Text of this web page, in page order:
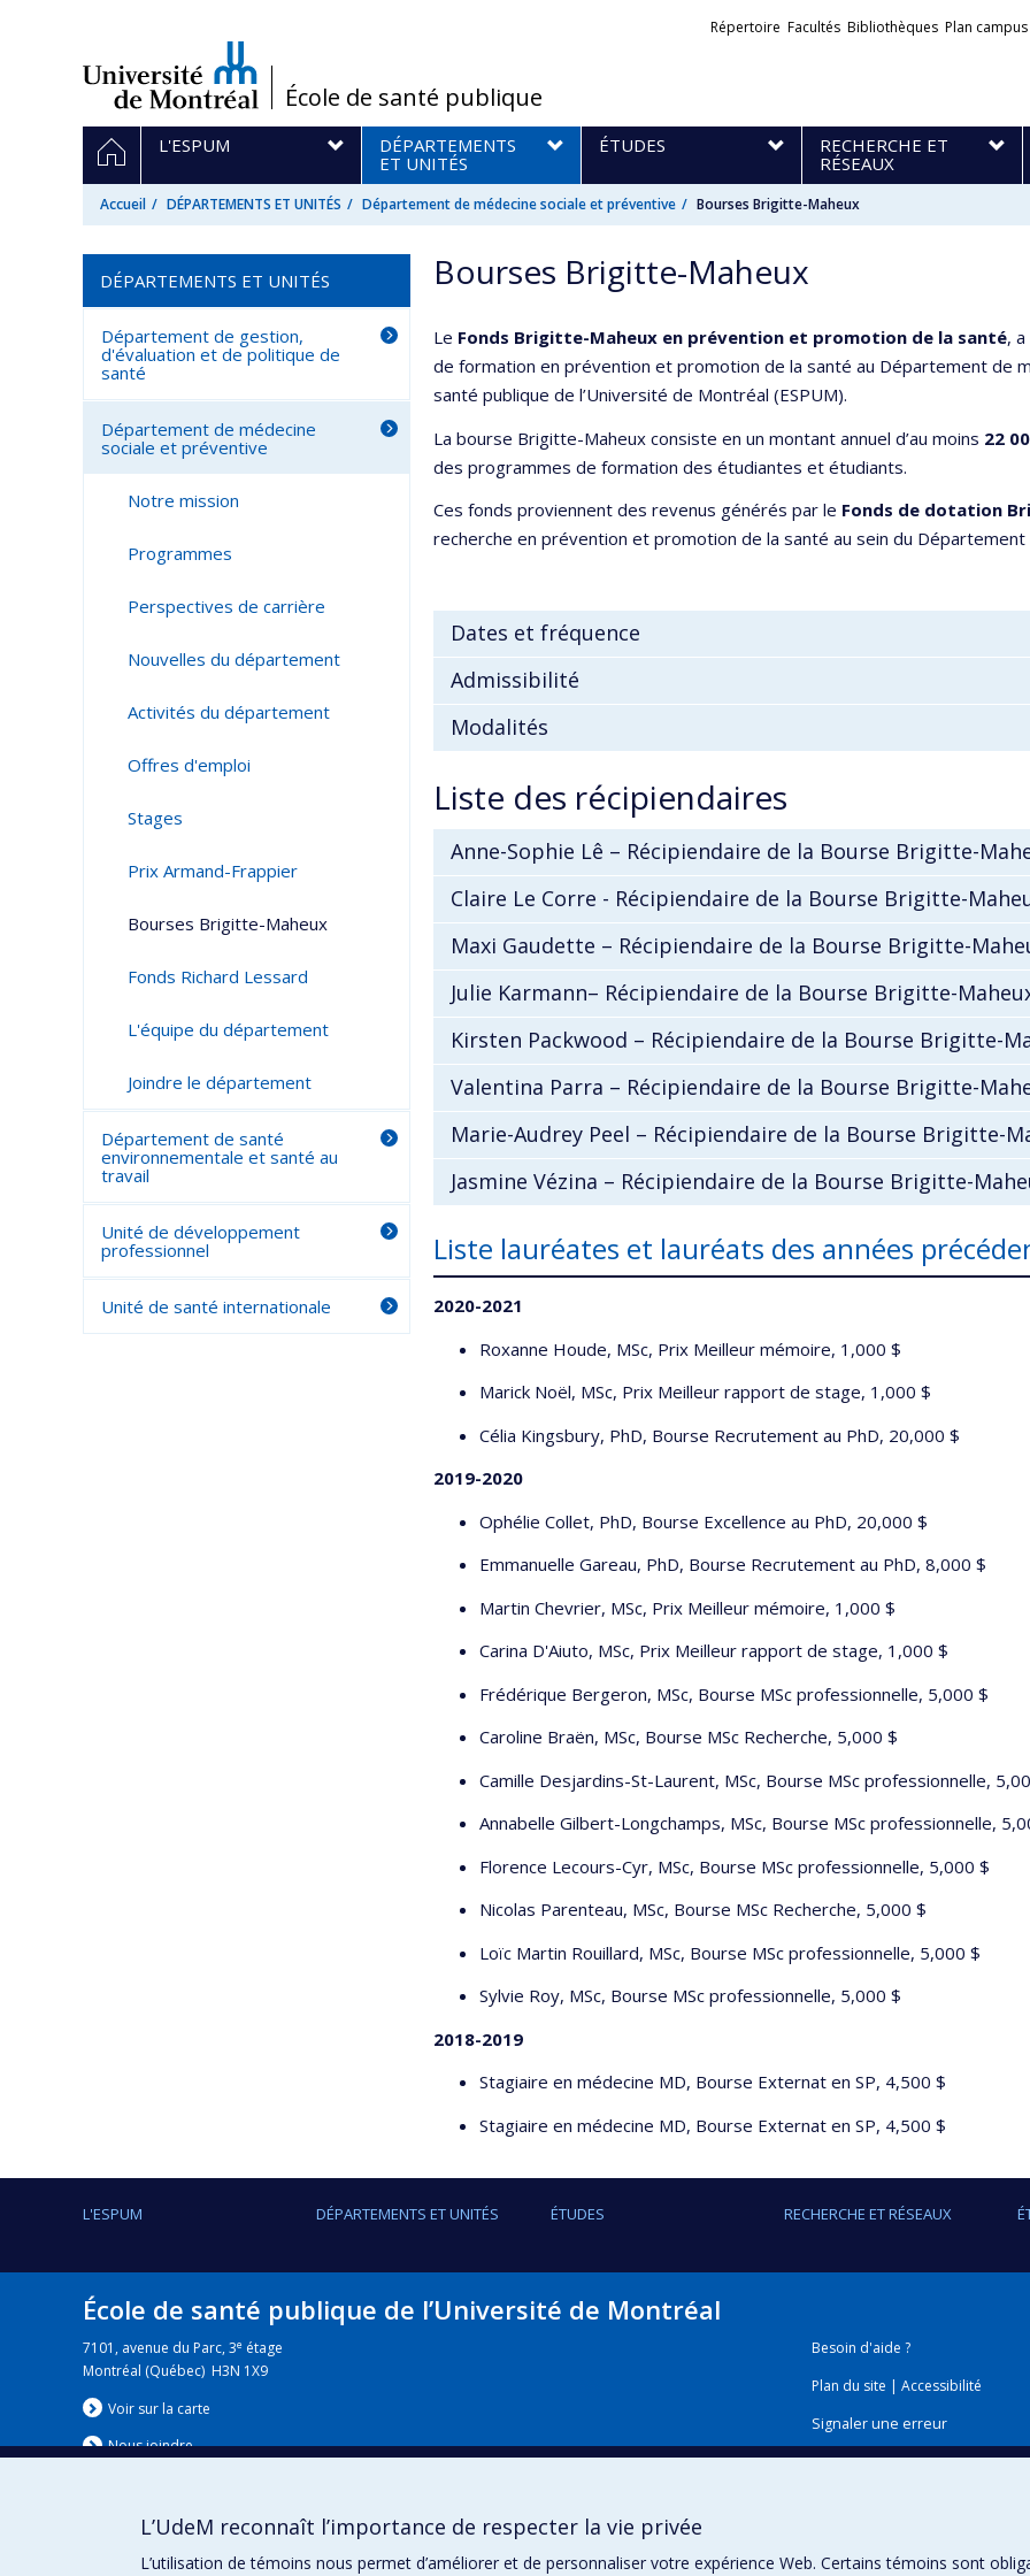
/École de santé publique
Liens
Répertoire Facultés Bibliothèques Plan campus
Navigation
principale
ACCUEIL
L'ESPUM
DÉPARTEMENTS
ET UNITÉS
ÉTUDES
RECHERCHE ET
RÉSEAUX
Accueil DÉPARTEMENTS ET UNITÉS Département de médecine sociale et préventive Bourses Brigitte-Maheux
Bourses Brigitte-Maheux
Le Fonds Brigitte-Maheux en prévention et promotion de la santé,
de formation en prévention et promotion de la santé au Département de
santé publique de l’Université de Montréal (ESPUM).
La bourse Brigitte-Maheux consiste en un montant annuel d’au moins 22
des programmes de formation des étudiantes et étudiants.
Ces fonds proviennent des revenus générés par le Fonds de dotation
recherche en prévention et promotion de la santé au sein du Département
Dates et fréquence
Admissibilité
Modalités
Liste des récipiendaires
Anne-Sophie Lê – Récipiendaire de la Bourse Brigitte-
Claire Le Corre - Récipiendaire de la Bourse Brigitte-
Maxi Gaudette – Récipiendaire de la Bourse Brigitte-
Julie Karmann– Récipiendaire de la Bourse Brigitte-
Kirsten Packwood – Récipiendaire de la Bourse Brigitte-
Valentina Parra – Récipiendaire de la Bourse Brigitte-
Marie-Audrey Peel – Récipiendaire de la Bourse Brigitte-
Jasmine Vézina – Récipiendaire de la Bourse Brigitte-
Liste lauréates et lauréats des années
2020-2021
Roxanne Houde, MSc, Prix Meilleur mémoire, 1,000 $
Marick Noël, MSc, Prix Meilleur rapport de stage, 1,000 $
Célia Kingsbury, PhD, Bourse Recrutement au PhD, 20,000 $
2019-2020
Ophélie Collet, PhD, Bourse Excellence au PhD, 20,000 $
Emmanuelle Gareau, PhD, Bourse Recrutement au PhD, 8,000 $
Martin Chevrier, MSc, Prix Meilleur mémoire, 1,000 $
Carina D'Aiuto, MSc, Prix Meilleur rapport de stage, 1,000 $
Frédérique Bergeron, MSc, Bourse MSc professionnelle, 5,000 $
Caroline Braën, MSc, Bourse MSc Recherche, 5,000 $
Camille Desjardins-St-Laurent, MSc, Bourse MSc professionnelle,
Annabelle Gilbert-Longchamps, MSc, Bourse MSc professionnelle,
Florence Lecours-Cyr, MSc, Bourse MSc professionnelle, 5,000 $
Nicolas Parenteau, MSc, Bourse MSc Recherche, 5,000 $
Loïc Martin Rouillard, MSc, Bourse MSc professionnelle, 5,000 $
Sylvie Roy, MSc, Bourse MSc professionnelle, 5,000 $
2018-2019
Stagiaire en médecine MD, Bourse Externat en SP, 4,500 $
Stagiaire en médecine MD, Bourse Externat en SP, 4,500 $
DÉPARTEMENTS ET UNITÉS
Département de gestion,
d'évaluation et de politique de
santé
Département de médecine
sociale et préventive
Notre mission
Programmes
Perspectives de carrière
Nouvelles du département
Activités du département
Offres d'emploi
Stages
Prix Armand-Frappier
Bourses Brigitte-Maheux
Fonds Richard Lessard
L'équipe du département
Joindre le département
Département de santé
environnementale et santé au
travail
Unité de développement
professionnel
Unité de santé internationale
L'ESPUM DÉPARTEMENTS ET UNITÉS ÉTUDES RECHERCHE ET RÉSEAUX
École de santé publique de l’Université de Montréal
7101, avenue du Parc, 3e étage
Montréal (Québec) H3N 1X9
Voir sur la carte
Nous joindre
Nouvelles |Événement
Besoin d'aide ?
Plan du site |Accessibilité
Signaler une erreur
L’UdeM reconnaît l’importance de respecter la vie privée
L’utilisation de témoins nous permet d’améliorer et de personnaliser votre expérience Web. Certains témoins sont